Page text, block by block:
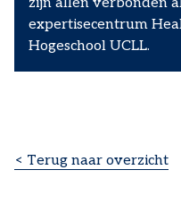
zijn allen verbonden
expertisecentrum
Hogeschool UCLL.
< Terug naar overzicht